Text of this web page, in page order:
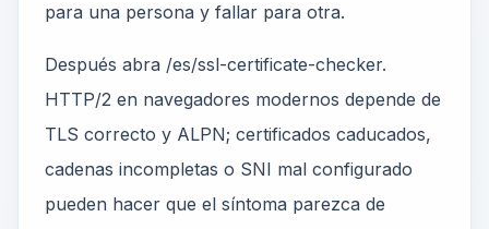
para una persona y fallar para otra.
Después abra /es/ssl-certificate-checker.
HTTP/2 en navegadores modernos depende de
TLS correcto y ALPN; certificados caducados,
cadenas incompletas o SNI mal configurado
pueden hacer que el síntoma parezca de